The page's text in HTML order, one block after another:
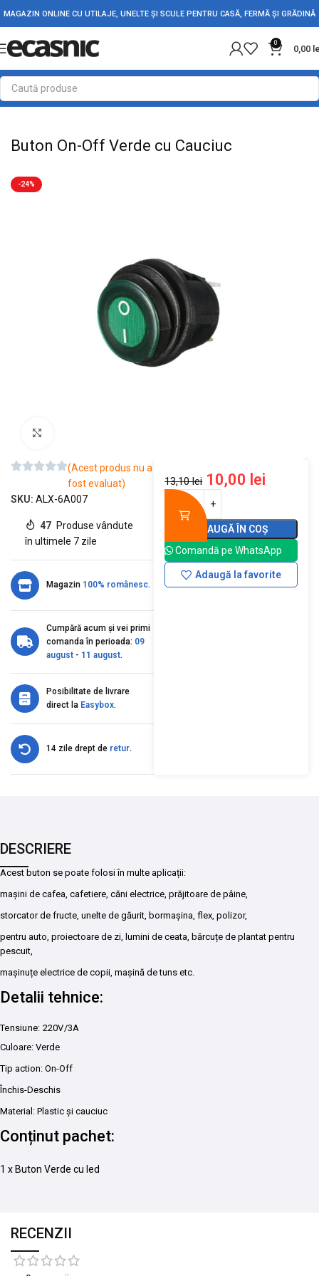
MAGAZIN ONLINE CU UTILAJE, UNELTE ȘI SCULE PENTRU CASĂ, FERMĂ ȘI GRĂDINĂ
0
0,00
Prima pagină Electrice Intrerupatoare - Butoane
Buton On-Off Verde cu Cauciuc
-24%
(Acest produs nu a
fost evaluat)
SKU: ALX-6A007
47 Produse vândute
în ultimele 7 zile
Magazin 100% românesc.
Cumpără acum și vei primi
comanda în perioada: 09
august - 11 august.
Posibilitate de livrare
direct la Easybox.
14 zile drept de retur.
13,10lei 10,00 lei
ADAUGĂ ÎN COȘ
Comandă pe WhatsApp
Adaugă la favorite
DESCRIERE
Acest buton se poate folosi în multe aplicații:
mașini de cafea, cafetiere, căni electrice, prăjitoare de pâine,
storcator de fructe, unelte de găurit, bormașina, flex, polizor,
pentru auto, proiectoare de zi, lumini de ceata, bărcuțe de plantat pentru
pescuit,
mașinuțe electrice de copii, mașină de tuns etc.
Detalii tehnice:
Tensiune: 220V/3A
Culoare: Verde
Tip action: On-Off
Închis-Deschis
Material: Plastic și cauciuc
Conținut pachet:
1 x Buton Verde cu led
RECENZII